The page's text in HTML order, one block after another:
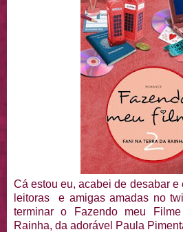
Cá estou eu, acabei de desabar e
leitoras e amigas amadas no
terminar o Fazendo meu
Rainha, da adorável Paula